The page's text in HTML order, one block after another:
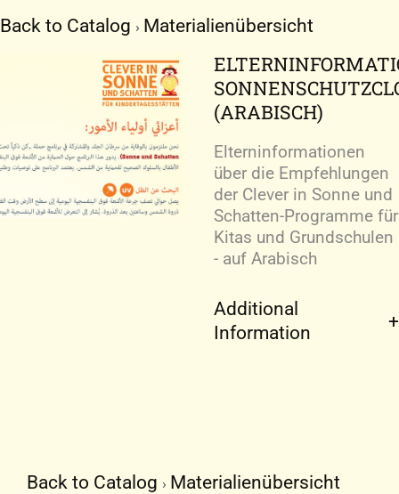
Inhalt
Back to Catalog Materialienübersicht
(ARABISCH)
Elterninformationen
über die Empfehlungen
der Clever in Sonne und
Schatten-Programme für
Kitas und Grundschulen
- auf Arabisch
Additional
Information
Back to Catalog Materialienübersicht